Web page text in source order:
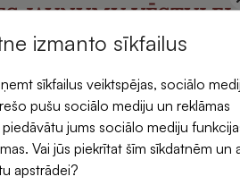
JAUNUMU VĒSTULEI
pasūtījumam.
izmanto sīkfailus
sīkfailus veiktspējas, sociālo
pušu sociālo mediju un reklāmas
jums sociālo mediju
Vai jūs piekrītat šīm sīkdatnēm un
apstrādei?